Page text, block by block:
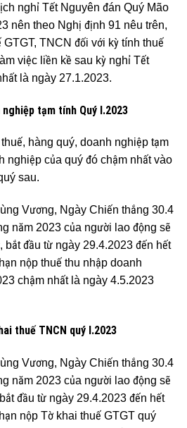
nghỉ Tết Nguyên đán Quý Mão
nên theo Nghị định 91 nêu trên,
TNCN đối với kỳ tính thuế
việc liền kề sau kỳ nghỉ Tết
là ngày 27.1.2023.
tạm tính Quý I.2023
hàng quý, doanh nghiệp tạm
nghiệp của quý đó chậm nhất vào
sau.
Vương, Ngày Chiến thắng 30.4
năm 2023 của người lao động sẽ
đầu từ ngày 29.4.2023 đến hết
nộp thuế thu nhập doanh
chậm nhất là ngày 4.5.2023
thuế TNCN quý I.2023
Vương, Ngày Chiến thắng 30.4
năm 2023 của người lao động sẽ
đầu từ ngày 29.4.2023 đến hết
nộp Tờ khai thuế GTGT quý